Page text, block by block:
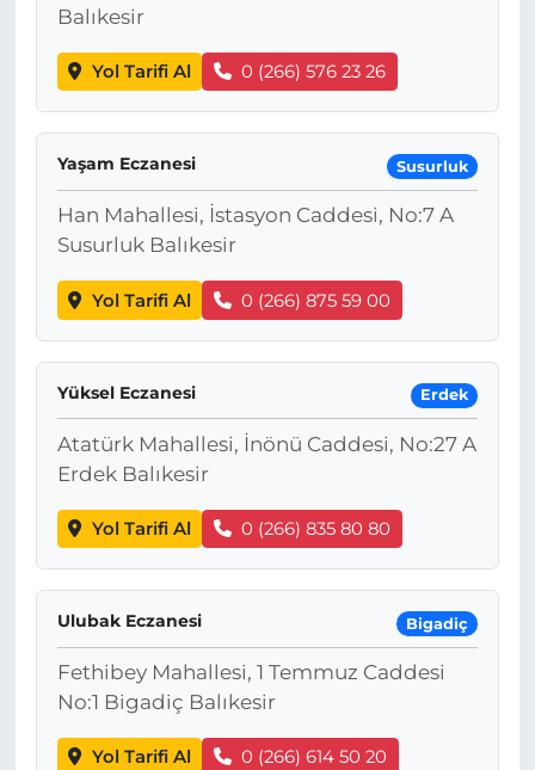
Balıkesir
Yol Tarifi Al 0 (266) 576 23 26
Yaşam Eczanesi Susurluk
Han Mahallesi, İstasyon Caddesi, No:7 A
Susurluk Balıkesir
Yol Tarifi Al 0 (266) 875 59 00
Yüksel Eczanesi Erdek
Atatürk Mahallesi, İnönü Caddesi, No:27 A
Erdek Balıkesir
Yol Tarifi Al 0 (266) 835 80 80
Ulubak Eczanesi Bigadiç
Fethibey Mahallesi, 1 Temmuz Caddesi
No:1 Bigadiç Balıkesir
Yol Tarifi Al 0 (266) 614 50 20